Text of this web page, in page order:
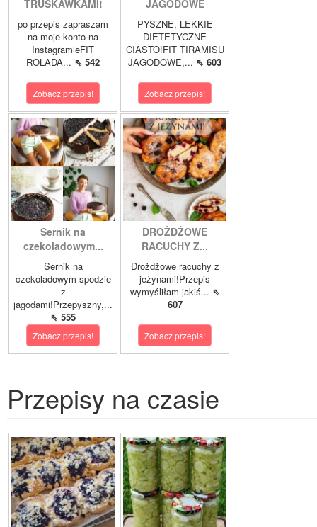
TRUSKAWKAMI!
po przepis zapraszam
na moje konto na
InstagramieFIT
ROLADA... ⇖ 542
Zobacz przepis!
JAGODOWE
PYSZNE, LEKKIE
DIETETYCZNE
CIASTO!FIT TIRAMISU
JAGODOWE,... ⇖ 603
Zobacz przepis!
Sernik na
czekoladowym...
Sernik na
czekoladowym spodzie
z
jagodami!Przepyszny,...
⇖ 555
Zobacz przepis!
DROŻDŻOWE
RACUCHY Z...
Drożdżowe racuchy z
jeżynami!Przepis
wymyśliłam jakiś... ⇖
607
Zobacz przepis!
Przepisy na czasie